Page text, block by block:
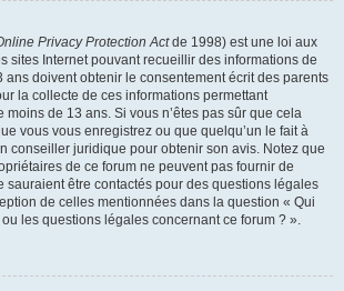
Privacy Protection Actde 1998) est une loi aux
sites Internet pouvant recueillir des informations de
ans doivent obtenir le consentement écrit des parents
la collecte de ces informations permettant
moins de 13 ans. Si vous n’êtes pas sûr que cela
vous vous enregistrez ou que quelqu’un le fait à
conseiller juridique pour obtenir son avis. Notez que
de ce forum ne peuvent pas fournir de
sauraient être contactés pour des questions légales
de celles mentionnées dans la question « Qui
les questions légales concernant ce forum ? ».